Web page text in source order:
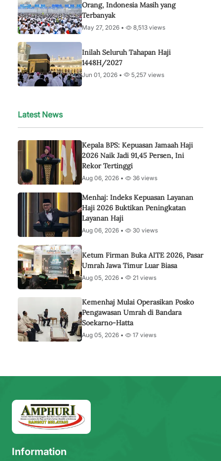
Orang, Indonesia Masih yang
Terbanyak
May 27, 2026 • 8,513 views
Inilah Seluruh Tahapan Haji
1448H/2027
Jun 01, 2026 • 5,257 views
Latest News
Kepala BPS: Kepuasan Jamaah Haji
2026 Naik Jadi 91,45 Persen, Ini
Rekor Tertinggi
Aug 06, 2026 • 36 views
Menhaj: Indeks Kepuasan Layanan
Haji 2026 Buktikan Peningkatan
Layanan Haji
Aug 06, 2026 • 30 views
Ketum Firman Buka AITE 2026, Pasar
Umrah Jawa Timur Luar Biasa
Aug 05, 2026 • 21 views
Kemenhaj Mulai Operasikan Posko
Pengawasan Umrah di Bandara
Soekarno-Hatta
Aug 05, 2026 • 17 views
Information